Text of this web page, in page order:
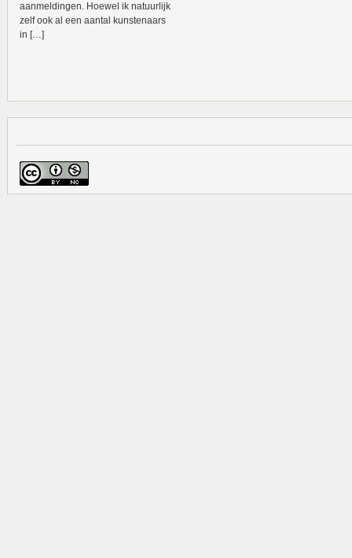
aanmeldingen. Hoewel ik natuurlijk
zelf ook al een aantal kunstenaars
in […]